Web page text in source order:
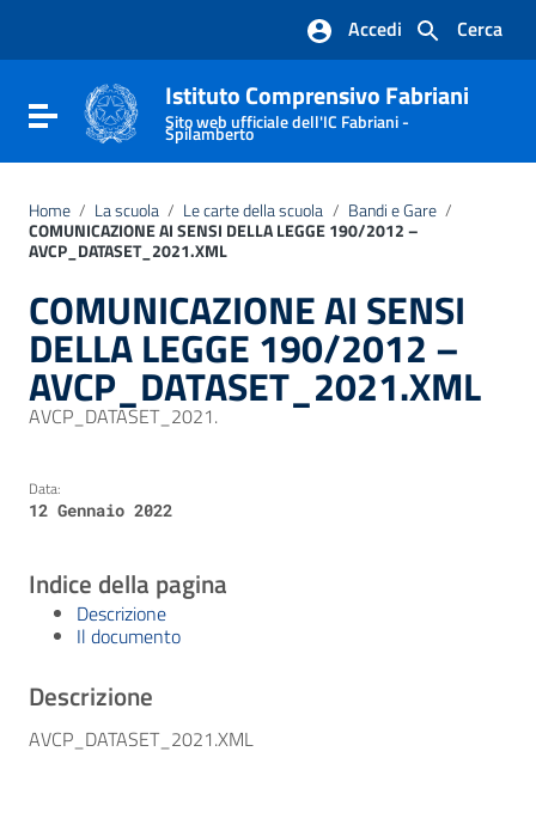
Vai al footer
Cerca
Accedi
Attiva / disattiva la navigazione
Istituto Comprensivo Fabriani
Sito web ufficiale dell'IC Fabriani -
Spilamberto
Home / La scuola / Le carte della scuola / Bandi e Gare /
COMUNICAZIONE AI SENSI DELLA LEGGE 190/2012 –
AVCP_DATASET_2021.XML
COMUNICAZIONE AI SENSI
DELLA LEGGE 190/2012 –
AVCP_DATASET_2021.XML
AVCP_DATASET_2021.
Data:
12 Gennaio 2022
Indice della pagina
Descrizione
Il documento
Descrizione
AVCP_DATASET_2021.XML